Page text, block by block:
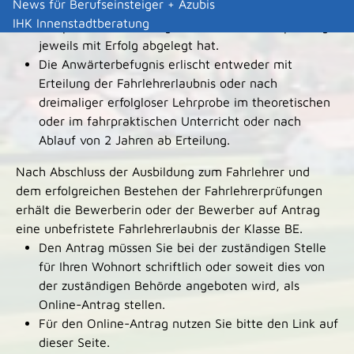
News für Berufseinsteiger + Azubis
IHK Innenstadtberatung
Ausbildungsrechten erteilt, wenn er zuvor die
fahrpraktische Prüfung und die Fachkundeprüfung
jeweils mit Erfolg abgelegt hat.
Die Anwärterbefugnis erlischt entweder mit
Erteilung der Fahrlehrerlaubnis oder nach
dreimaliger erfolgloser Lehrprobe im theoretischen
oder im fahrpraktischen Unterricht oder nach
Ablauf von 2 Jahren ab Erteilung.
Nach Abschluss der Ausbildung zum Fahrlehrer und
dem erfolgreichen Bestehen der Fahrlehrerprüfungen
erhält die Bewerberin oder der Bewerber auf Antrag
eine unbefristete Fahrlehrerlaubnis der Klasse BE.
Den Antrag müssen Sie bei der zuständigen Stelle
für Ihren Wohnort schriftlich oder soweit dies von
der zuständigen Behörde angeboten wird, als
Online-Antrag stellen.
Für den Online-Antrag nutzen Sie bitte den Link auf
dieser Seite.